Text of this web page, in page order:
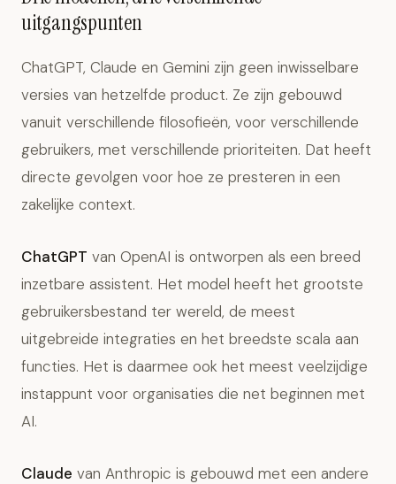
uitgangspunten
ChatGPT, Claude en Gemini zijn geen inwisselbare
versies van hetzelfde product. Ze zijn gebouwd
vanuit verschillende filosofieën, voor verschillende
gebruikers, met verschillende prioriteiten. Dat heeft
directe gevolgen voor hoe ze presteren in een
zakelijke context.
ChatGPT van OpenAI is ontworpen als een breed
inzetbare assistent. Het model heeft het grootste
gebruikersbestand ter wereld, de meest
uitgebreide integraties en het breedste scala aan
functies. Het is daarmee ook het meest veelzijdige
instappunt voor organisaties die net beginnen met
AI.
Claude van Anthropic is gebouwd met een andere